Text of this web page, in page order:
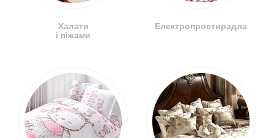
Халати
і піжами
Електропростирадла